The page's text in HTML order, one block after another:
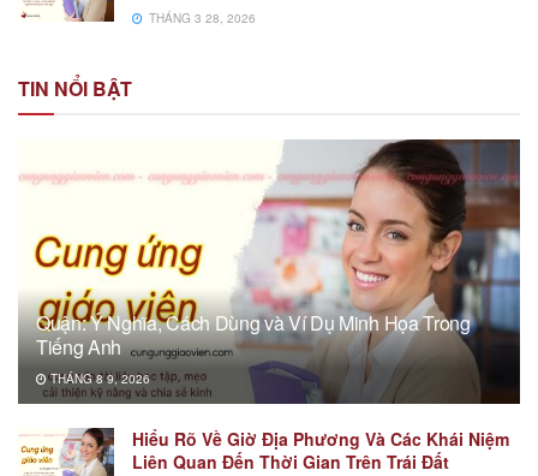
THÁNG 3 28, 2026
TIN NỔI BẬT
Quận: Ý Nghĩa, Cách Dùng và Ví Dụ Minh Họa Trong
Tiếng Anh
THÁNG 8 9, 2026
Hiểu Rõ Về Giờ Địa Phương Và Các Khái Niệm
Liên Quan Đến Thời Gian Trên Trái Đất